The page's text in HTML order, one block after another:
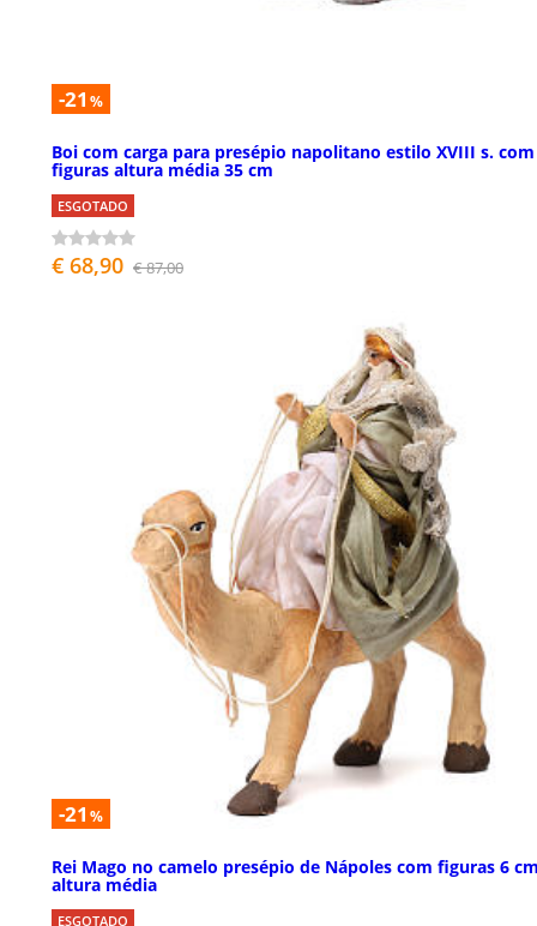
-21 %
Boi com carga para presépio napolitano estilo XVIII s. com
figuras altura média 35 cm
ESGOTADO
€ 68,90 € 87,00
-21 %
Rei Mago no camelo presépio de Nápoles com figuras 6
altura média
ESGOTADO